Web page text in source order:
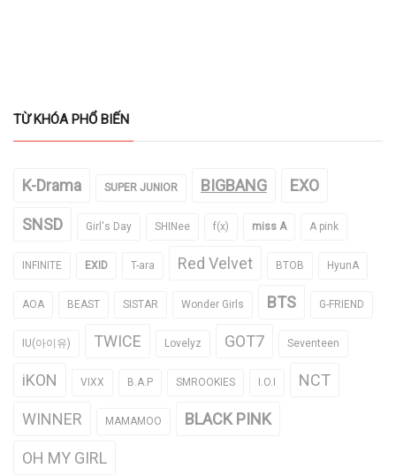
TỪ KHÓA PHỔ BIẾN
K-Drama SUPER JUNIOR BIGBANG EXO
SNSD Girl's Day SHINee f(x) miss A A pink
INFINITE EXID T-ara Red Velvet BTOB HyunA
AOA BEAST SISTAR Wonder Girls BTS G-FRIEND
IU(아이유) TWICE Lovelyz GOT7 Seventeen
iKON VIXX B.A.P SMROOKIES I.O.I NCT
WINNER MAMAMOO BLACK PINK
OH MY GIRL